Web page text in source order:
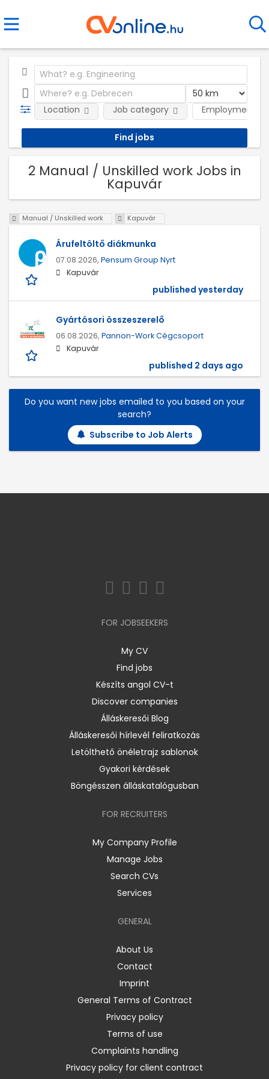
Employment
Location Job category
2 Manual / Unskilled work Jobs in
Kapuvár
Manual / Unskilled work Kapuvár
Árufeltöltő diákmunka
07.08.2026, Pensum Group Nyrt
Kapuvár
published yesterday
Gyártósori összeszerelő
06.08.2026, Pannon-Work Cégcsoport
Kapuvár
published 2 days ago
Do you want new jobs emailed to you based on your
search?
Subscribe to Job Alerts
FOR JOBSEEKERS
My CV
Find jobs
Készíts angol CV-t
Discover companies
Álláskeresői Blog
Álláskeresői hírlevél feliratkozás
Letölthető önéletrajz sablonok
Gyakori kérdések
Böngésszen álláskatalógusban
FOR RECRUITERS
My Company Profile
Manage Jobs
Search CVs
Services
GENERAL
About Us
Contact
Imprint
General Terms of Contract
Privacy policy
Terms of use
Complaints handling
Privacy policy for client contract